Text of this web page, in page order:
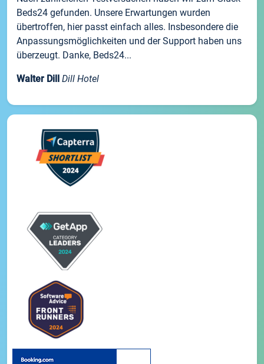
Beds24 gefunden. Unsere Erwartungen wurden
übertroffen, hier passt einfach alles. Insbesondere die
Anpassungsmöglichkeiten und der Support haben uns
überzeugt. Danke, Beds24...
Walter Dill Dill Hotel